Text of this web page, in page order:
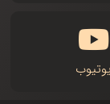
یوتیوب